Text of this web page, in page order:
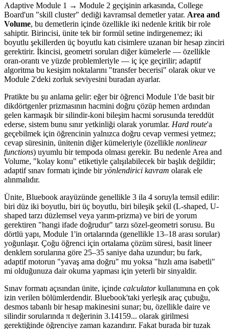
Adaptive Module 1 → Module 2 geçişinin arkasında, College
Board'un "skill cluster" dediği kavramsal demetler yatar. Area and
Volume, bu demetlerin içinde özellikle iki nedenle kritik bir role
sahiptir. Birincisi, ünite tek bir formül setine indirgenemez; iki
boyutlu şekillerden üç boyutlu katı cisimlere uzanan bir hesap zinciri
gerektirir. İkincisi, geometri soruları diğer kümelerle — özellikle
oran-orantı ve yüzde problemleriyle — iç içe geçirilir; adaptif
algoritma bu kesişim noktalarını "transfer becerisi" olarak okur ve
Module 2'deki zorluk seviyesini buradan ayarlar.
Pratikte bu şu anlama gelir: eğer bir öğrenci Module 1'de basit bir
dikdörtgenler prizmasının hacmini doğru çözüp hemen ardından
gelen karmaşık bir silindir-koni bileşim hacmi sorusunda tereddüt
ederse, sistem bunu sınır yetkinliği olarak yorumlar. Hard route'a
geçebilmek için öğrencinin yalnızca doğru cevap vermesi yetmez;
cevap süresinin, ünitenin diğer kümeleriyle (özellikle nonlinear
functions) uyumlu bir tempoda olması gerekir. Bu nedenle Area and
Volume, "kolay konu" etiketiyle çalışılabilecek bir başlık değildir;
adaptif sınav formatı içinde biryönlendirici kavram olarak ele
alınmalıdır.
Ünite, Bluebook arayüzünde genellikle 3 ila 4 soruyla temsil edilir:
biri düz iki boyutlu, biri üç boyutlu, biri bileşik şekil (L-shaped, U-
shaped tarzı düzlemsel veya yarım-prizma) ve biri de yorum
gerektiren "hangi ifade doğrudur" tarzı sözel-geometri sorusu. Bu
dörtlü yapı, Module 1'in ortalarında (genellikle 13–18 arası sorular)
yoğunlaşır. Çoğu öğrenci için ortalama çözüm süresi, basit lineer
denklem sorularına göre 25–35 saniye daha uzundur; bu fark,
adaptif motorun "yavaş ama doğru" mu yoksa "hızlı ama isabetli"
mi olduğunuza dair okuma yapması için yeterli bir sinyaldir.
Sınav formatı açısından ünite, içinde calculatorkullanımına en çok
izin verilen bölümlerdendir. Bluebook'taki yerleşik araç çubuğu,
desmos tabanlı bir hesap makinesini sunar; bu, özellikle daire ve
silindir sorularında π değerinin 3.14159... olarak girilmesi
gerektiğinde öğrenciye zaman kazandırır. Fakat burada bir tuzak